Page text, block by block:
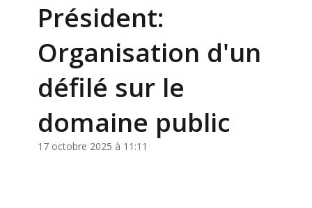
Président:
Organisation d'un
défilé sur le
domaine public
17 octobre 2025 à 11:11